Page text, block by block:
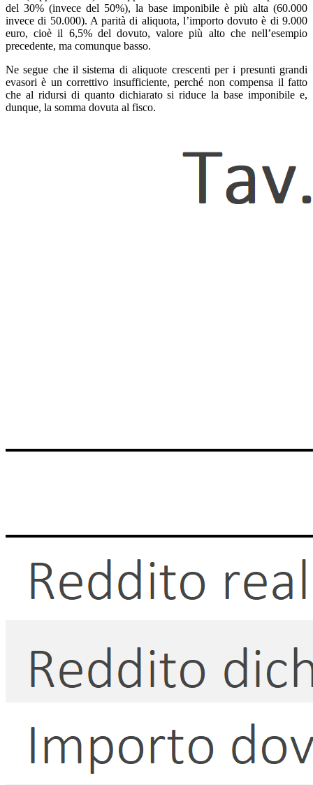
del 30% (invece del 50%), la base imponibile è più alta (60.000
invece di 50.000). A parità di aliquota, l’importo dovuto è di 9.000
euro, cioè il 6,5% del dovuto, valore più alto che nell’esempio
precedente, ma comunque basso.
Ne segue che il sistema di aliquote crescenti per i presunti grandi
evasori è un correttivo insufficiente, perché non compensa il fatto
che al ridursi di quanto dichiarato si riduce la base imponibile e,
dunque, la somma dovuta al fisco.